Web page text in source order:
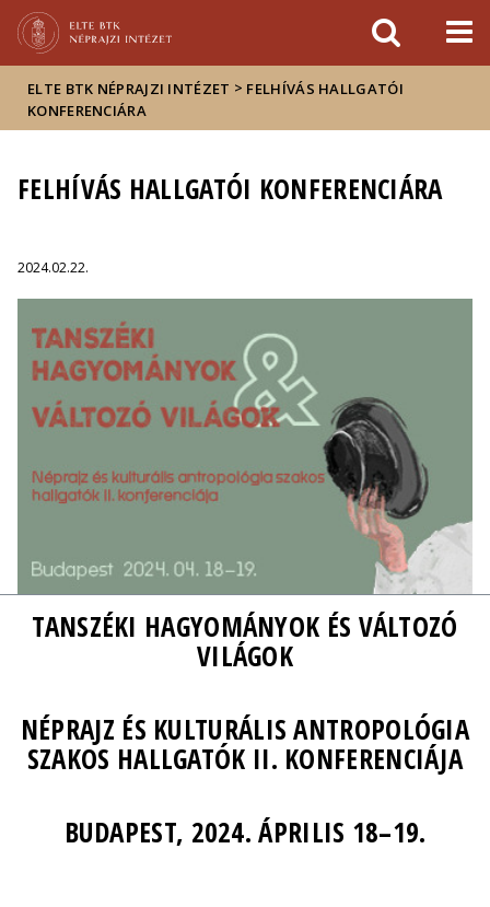
sajtóban
ELTE BTK NÉPRAJZI INTÉZET > FELHÍVÁS HALLGATÓI
KONFERENCIÁRA
FELHÍVÁS HALLGATÓI KONFERENCIÁRA
2024.02.22.
TANSZÉKI HAGYOMÁNYOK ÉS VÁLTOZÓ
VILÁGOK
NÉPRAJZ ÉS KULTURÁLIS ANTROPOLÓGIA
SZAKOS HALLGATÓK II. KONFERENCIÁJA
BUDAPEST, 2024. ÁPRILIS 18–19.